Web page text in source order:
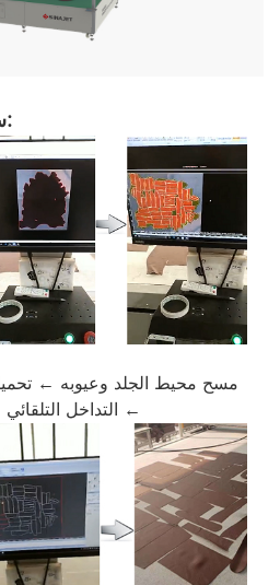
سير العمل عبر الإنترنت:
مسح محيط الجلد وعيوبه ← تحميل
← التداخل